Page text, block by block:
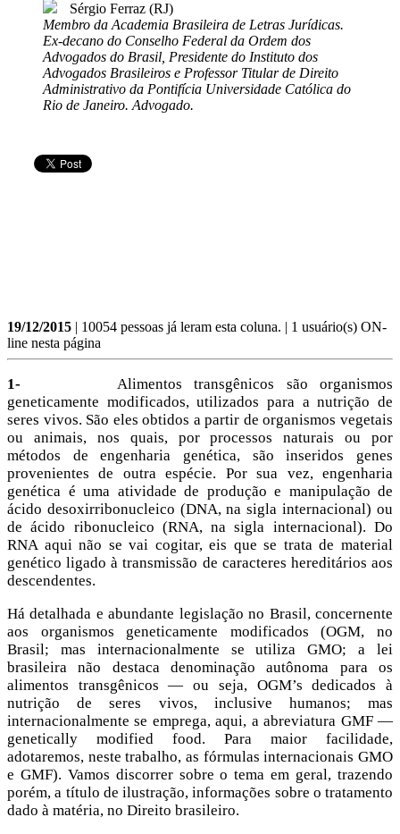
Sérgio Ferraz (RJ)
Membro da Academia Brasileira de Letras Jurídicas.
Ex-decano do Conselho Federal da Ordem dos
Advogados do Brasil, Presidente do Instituto dos
Advogados Brasileiros e Professor Titular de Direito
Administrativo da Pontifícia Universidade Católica do
Rio de Janeiro. Advogado.
19/12/2015 | 10054 pessoas já leram esta coluna. | 1 usuário(s) ON-
line nesta página
1- Alimentos transgênicos são organismos
geneticamente modificados, utilizados para a nutrição de
seres vivos. São eles obtidos a partir de organismos vegetais
ou animais, nos quais, por processos naturais ou por
métodos de engenharia genética, são inseridos genes
provenientes de outra espécie. Por sua vez, engenharia
genética é uma atividade de produção e manipulação de
ácido desoxirribonucleico (DNA, na sigla internacional) ou
de ácido ribonucleico (RNA, na sigla internacional). Do
RNA aqui não se vai cogitar, eis que se trata de material
genético ligado à transmissão de caracteres hereditários aos
descendentes.
Há detalhada e abundante legislação no Brasil, concernente
aos organismos geneticamente modificados (OGM, no
Brasil; mas internacionalmente se utiliza GMO; a lei
brasileira não destaca denominação autônoma para os
alimentos transgênicos — ou seja, OGM’s dedicados à
nutrição de seres vivos, inclusive humanos; mas
internacionalmente se emprega, aqui, a abreviatura GMF —
genetically modified food. Para maior facilidade,
adotaremos, neste trabalho, as fórmulas internacionais GMO
e GMF). Vamos discorrer sobre o tema em geral, trazendo
porém, a título de ilustração, informações sobre o tratamento
dado à matéria, no Direito brasileiro.